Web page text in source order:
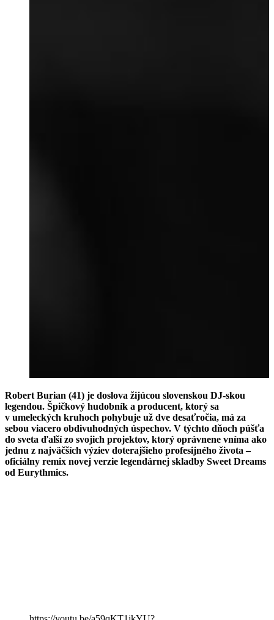
Robert Burian (41) je doslova žijúcou slovenskou DJ-skou
legendou. Špičkový hudobník a producent, ktorý sa
v umeleckých kruhoch pohybuje už dve desaťročia, má za
sebou viacero obdivuhodných úspechov. V týchto dňoch púšťa
do sveta ďalší zo svojich projektov, ktorý oprávnene vníma ako
jednu z najväčších výziev doterajšieho profesijného života –
oficiálny remix novej verzie legendárnej skladby Sweet Dreams
od Eurythmics.